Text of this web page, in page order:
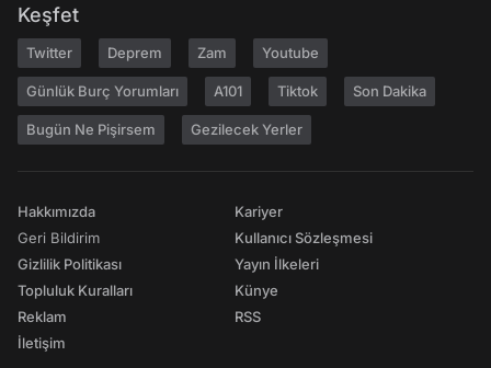
Keşfet
Twitter Deprem Zam Youtube
Günlük Burç Yorumları A101 Tiktok Son Dakika
Bugün Ne Pişirsem Gezilecek Yerler
Hakkımızda
Geri Bildirim
Gizlilik Politikası
Topluluk Kuralları
Reklam
İletişim
Kariyer
Kullanıcı Sözleşmesi
Yayın İlkeleri
Künye
RSS